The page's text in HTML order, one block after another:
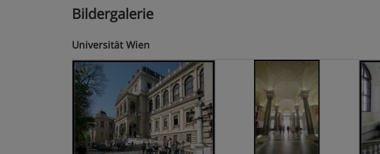
Bildergalerie
Universität Wien